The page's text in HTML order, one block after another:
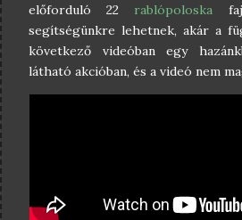
előforduló 22 rablópoloska
segítségünkre lehetnek, akár a
következő videóban egy
látható akcióban, és a videó nem